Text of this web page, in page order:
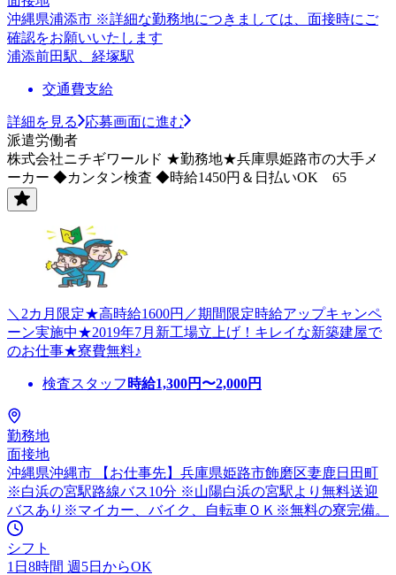
沖縄県浦添市 ※詳細な勤務地につきましては、面接時にご
確認をお願いいたします
浦添前田駅、経塚駅
交通費支給
詳細を見る
応募画面に進む
派遣労働者
株式会社ニチギワールド ★勤務地★兵庫県姫路市の大手メ
ーカー ◆カンタン検査 ◆時給1450円＆日払いOK 65
＼2カ月限定★高時給1600円／期間限定時給アップキャンペ
ーン実施中★2019年7月新工場立上げ！キレイな新築建屋で
のお仕事★寮費無料♪
検査スタッフ 時給1,300円〜2,000円
勤務地
面接地
沖縄県沖縄市 【お仕事先】兵庫県姫路市飾磨区妻鹿日田町
※白浜の宮駅路線バス10分 ※山陽白浜の宮駅より無料送迎
バスあり※マイカー、バイク、自転車ＯＫ※無料の寮完備。
シフト
1日8時間 週5日からOK